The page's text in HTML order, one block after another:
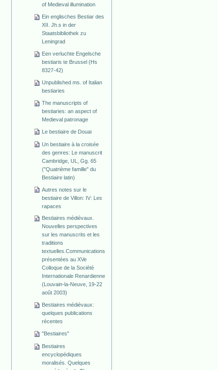
of Medieval illumination
Ein englisches Bestiar des
XII. Jh.s in der
Staatsbibliothek zu
Leningrad
Een verluchte Engelsche
bestiaris te Brussel (Hs
8327-42)
Unpublished ms. of Italian
bestiaries
The manuscripts of
bestiaries: an aspect of
Medieval patronage
Le bestiaire de Douai
Un bestiaire à la croisée
des genres: Le manuscrit
Cambridge, UL, Gg. 65
("Quatrième famille" du
Bestiaire latin)
Autres notes sur le
bestiaire de Villon: IV: Les
rapaces
Bestiaires médiévaux.
Nouvelles perspectives
sur les manuscrits et les
traditions
textuelles.Communications
présentées au XVe
Colloque de la Société
Internationale Renardienne
(Louvain-la-Neuve, 19-22
août 2003)
Bestiaires médiévaux:
quelques publications
récentes
"Bestiaires"
Bestiaires
encyclopédiques
moralisés. Quelques